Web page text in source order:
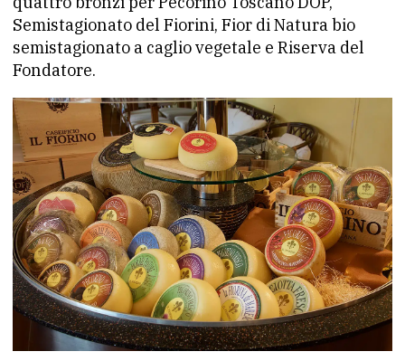
Semistagionato del Fiorini, Fior di Natura bio
semistagionato a caglio vegetale e Riserva del
Fondatore.